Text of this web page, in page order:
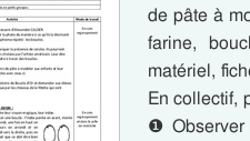
de pâte à
farine,
matériel,
En collectif,
❶ Observer